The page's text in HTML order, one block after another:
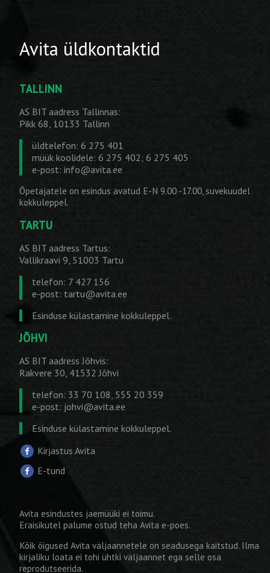
Avita üldkontaktid
TALLINN
AS BIT aadress Tallinnas:
Pikk 68, 10133 Tallinn
üldtelefon: 6 275 401
müük koolidele: 6 275 402; 6 275 405
e-post: info@avita.ee
Õpetajatele on esindus avatud E-N 9.00 -17.00, suvekuudel
kokkuleppel.
TARTU
AS BIT aadress Tartus:
Vallikraavi 9, 51003 Tartu
telefon: 7 427 156
e-post: tartu@avita.ee
Esinduse külastamine kokkuleppel.
JÕHVI
AS BIT aadress Jõhvis:
Rakvere 30, 41532 Jõhvi
telefon: 33 70 108, 555 20 359
e-post: johvi@avita.ee
Esinduse külastamine kokkuleppel.
Kirjastus Avita
E-tund
Avita esindustes jaemüüki ei toimu.
Eraisikutel palume ostud teha Avita e-poes.
Kõik õigused Avita väljaannetele on seadusega kaitstud. Ilma
kirjaliku loata ei tohi ühtki väljaannet ega selle osa
reprodutseerida.